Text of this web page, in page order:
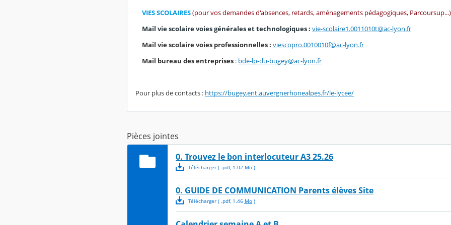
VIES SCOLAIRES(pour vos demandes d'absences, retards, aménagements pédagogiques, Parcoursup...)
Mail vie scolaire voies générales et technologiques : vie-scolaire1.0011010t@ac-lyon.fr
Mail vie scolaire voies professionnelles : viescopro.0010010f@ac-lyon.fr
Mail bureau des entreprises: bde-lp-du-bugey@ac-lyon.fr
Pour plus de contacts : https://bugey.ent.auvergnerhonealpes.fr/le-lycee/
Pièces jointes
0. Trouvez le bon interlocuteur A3 25.26
Télécharger( .pdf, 1.02 Mo)
0. GUIDE DE COMMUNICATION Parents élèves Site
Télécharger( .pdf, 1.46 Mo)